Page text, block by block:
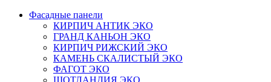
Фасадные панели
КИРПИЧ АНТИК ЭКО
ГРАНД КАНЬОН ЭКО
КИРПИЧ РИЖСКИЙ ЭКО
КАМЕНЬ СКАЛИСТЫЙ ЭКО
ФАГОТ ЭКО
ШОТЛАНДИЯ ЭКО